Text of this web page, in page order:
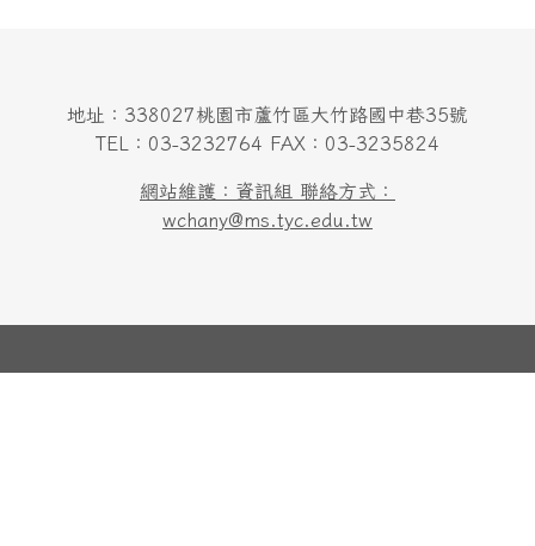
地址：338027桃園市蘆竹區大竹路國中巷35號
TEL：03-3232764 FAX：03-3235824
網站維護：資訊組 聯絡方式：
wchany@ms.tyc.edu.tw